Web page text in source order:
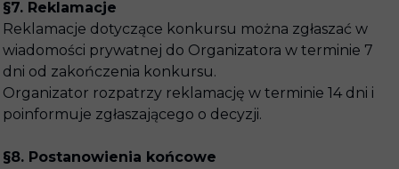
§7. Reklamacje
Reklamacje dotyczące konkursu można zgłaszać w
wiadomości prywatnej do Organizatora w terminie 7
dni od zakończenia konkursu.
Organizator rozpatrzy reklamację w terminie 14 dni i
poinformuje zgłaszającego o decyzji.
§8. Postanowienia końcowe